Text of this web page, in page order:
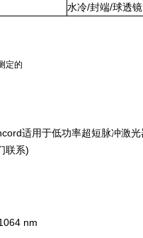
水冷/封端/球透镜
定的
适用于低功率超短脉冲激
联系)
nm